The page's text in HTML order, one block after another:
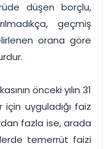
düşen borçlu,
geçmiş
orana göre
önceki yılın 31
için uyguladığı faiz
fazla ise, arada
temerrüt faizi